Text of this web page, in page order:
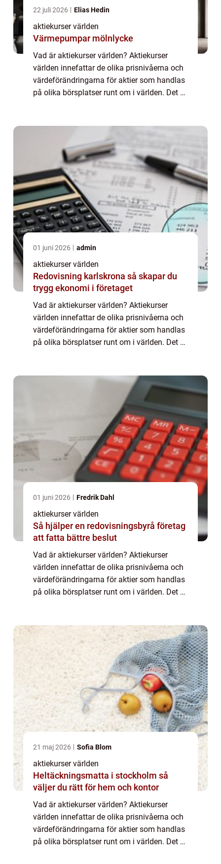
22 juli 2026 Elias Hedin
aktiekurser världen
Värmepumpar mölnlycke
Vad är aktiekurser världen? Aktiekurser
världen innefattar de olika prisnivåerna och
värdeförändringarna för aktier som handlas
på olika börsplatser runt om i världen. Det är
01 juni 2026 admin
aktiekurser världen
Redovisning karlskrona så skapar du
trygg ekonomi i företaget
Vad är aktiekurser världen? Aktiekurser
världen innefattar de olika prisnivåerna och
värdeförändringarna för aktier som handlas
på olika börsplatser runt om i världen. Det är
01 juni 2026 Fredrik Dahl
aktiekurser världen
Så hjälper en redovisningsbyrå företag
att fatta bättre beslut
Vad är aktiekurser världen? Aktiekurser
världen innefattar de olika prisnivåerna och
värdeförändringarna för aktier som handlas
på olika börsplatser runt om i världen. Det är
21 maj 2026 Sofia Blom
aktiekurser världen
Heltäckningsmatta i stockholm så
väljer du rätt för hem och kontor
Vad är aktiekurser världen? Aktiekurser
världen innefattar de olika prisnivåerna och
värdeförändringarna för aktier som handlas
på olika börsplatser runt om i världen. Det är